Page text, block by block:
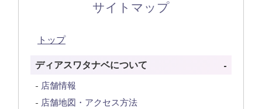
サイトマップ
トップ
ディアスワタナベについて
店舗情報
店舗地図・アクセス方法